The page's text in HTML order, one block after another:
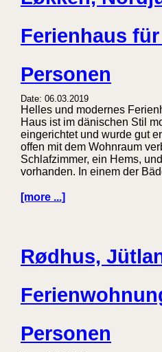
Ferienhaus
Personen
Date: 06.03.2019
Helles und modernes
Haus ist im dänischen Stil
eingerichtet und wurde gut
offen mit dem Wohnraum
Schlafzimmer, ein Hems,
vorhanden. In einem der
[more ...]
Rødhus,
Personen